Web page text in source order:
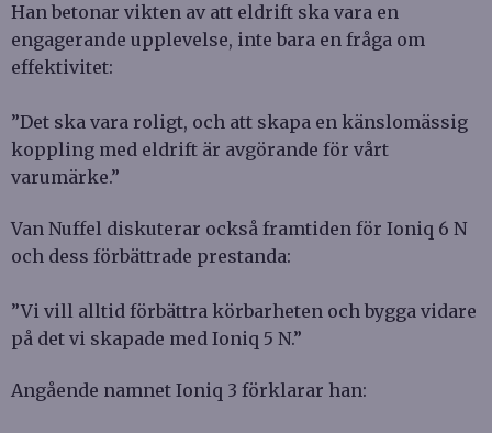
Han betonar vikten av att eldrift ska vara en
engagerande upplevelse, inte bara en fråga om
effektivitet:
”Det ska vara roligt, och att skapa en känslomässig
koppling med eldrift är avgörande för vårt
varumärke.”
Van Nuffel diskuterar också framtiden för Ioniq 6 N
och dess förbättrade prestanda:
”Vi vill alltid förbättra körbarheten och bygga vidare
på det vi skapade med Ioniq 5 N.”
Angående namnet Ioniq 3 förklarar han: